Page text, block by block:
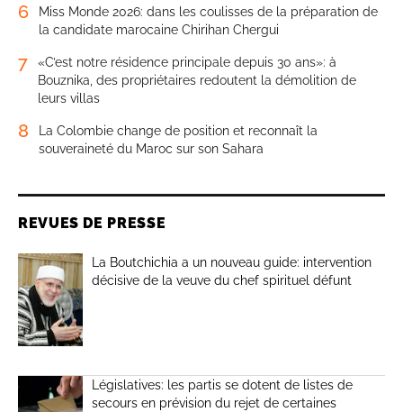
6
Miss Monde 2026: dans les coulisses de la préparation de
la candidate marocaine Chirihan Chergui
7
«C’est notre résidence principale depuis 30 ans»: à
Bouznika, des propriétaires redoutent la démolition de
leurs villas
8
La Colombie change de position et reconnaît la
souveraineté du Maroc sur son Sahara
REVUES DE PRESSE
La Boutchichia a un nouveau guide: intervention
décisive de la veuve du chef spirituel défunt
Législatives: les partis se dotent de listes de
secours en prévision du rejet de certaines